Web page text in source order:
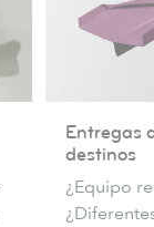
múltiples
destinos
Entregas
destinos
¿Equipo